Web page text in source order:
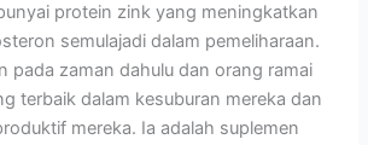
protein zink yang meningkatkan
semulajadi dalam pemeliharaan.
pada zaman dahulu dan orang ramai
terbaik dalam kesuburan mereka dan
mereka. Ia adalah suplemen